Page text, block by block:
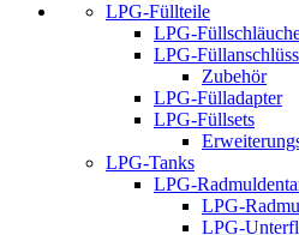
LPG-Füllteile
LPG-
LPG-
Zubehör
LPG-Fülladapter
LPG-Füllsets
LPG-Tanks
LPG-
LPG-
LPG-